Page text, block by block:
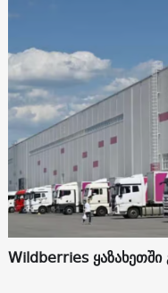
Wildberries